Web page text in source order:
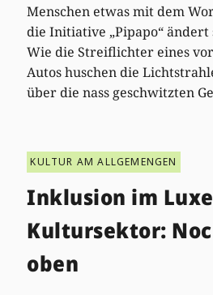
Menschen etwas mit dem
die Initiative „Pipapo“ ändert
Wie die Streiflichter eines
Autos huschen die
über die nass geschwitzten
KULTUR AM ALLGEMENGEN
Inklusion im
Kultursektor:
oben